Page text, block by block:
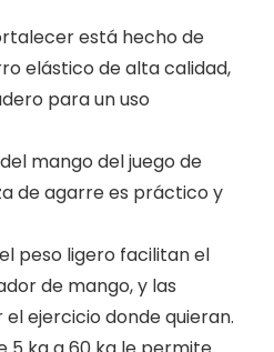
está hecho de
elástico de alta calidad,
para un uso
mango del juego de
de agarre es práctico y
peso ligero facilitan el
de mango, y las
ejercicio donde quieran.